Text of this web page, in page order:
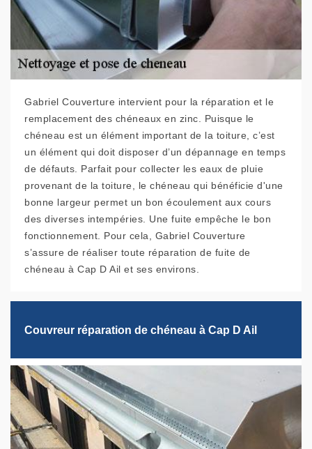
Gabriel Couverture intervient pour la réparation et le
remplacement des chéneaux en zinc. Puisque le
chéneau est un élément important de la toiture, c’est
un élément qui doit disposer d’un dépannage en temps
de défauts. Parfait pour collecter les eaux de pluie
provenant de la toiture, le chéneau qui bénéficie d'une
bonne largeur permet un bon écoulement aux cours
des diverses intempéries. Une fuite empêche le bon
fonctionnement. Pour cela, Gabriel Couverture
s’assure de réaliser toute réparation de fuite de
chéneau à Cap D Ail et ses environs.
Couvreur réparation de chéneau à Cap D Ail